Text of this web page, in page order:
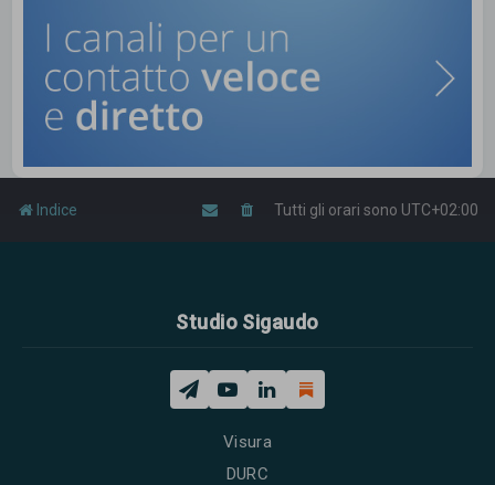
Indice Tutti gli orari sono UTC+02:00
Studio Sigaudo
Visura
DURC